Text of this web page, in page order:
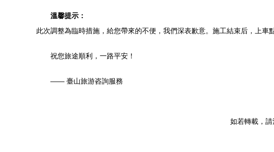
溫馨提示：
此次調整為臨時措施，給您帶來的不便，我們深表歉意。施工結束后，上
祝您旅途順利，一路平安！
—— 臺山旅游咨詢服務
如若轉載，